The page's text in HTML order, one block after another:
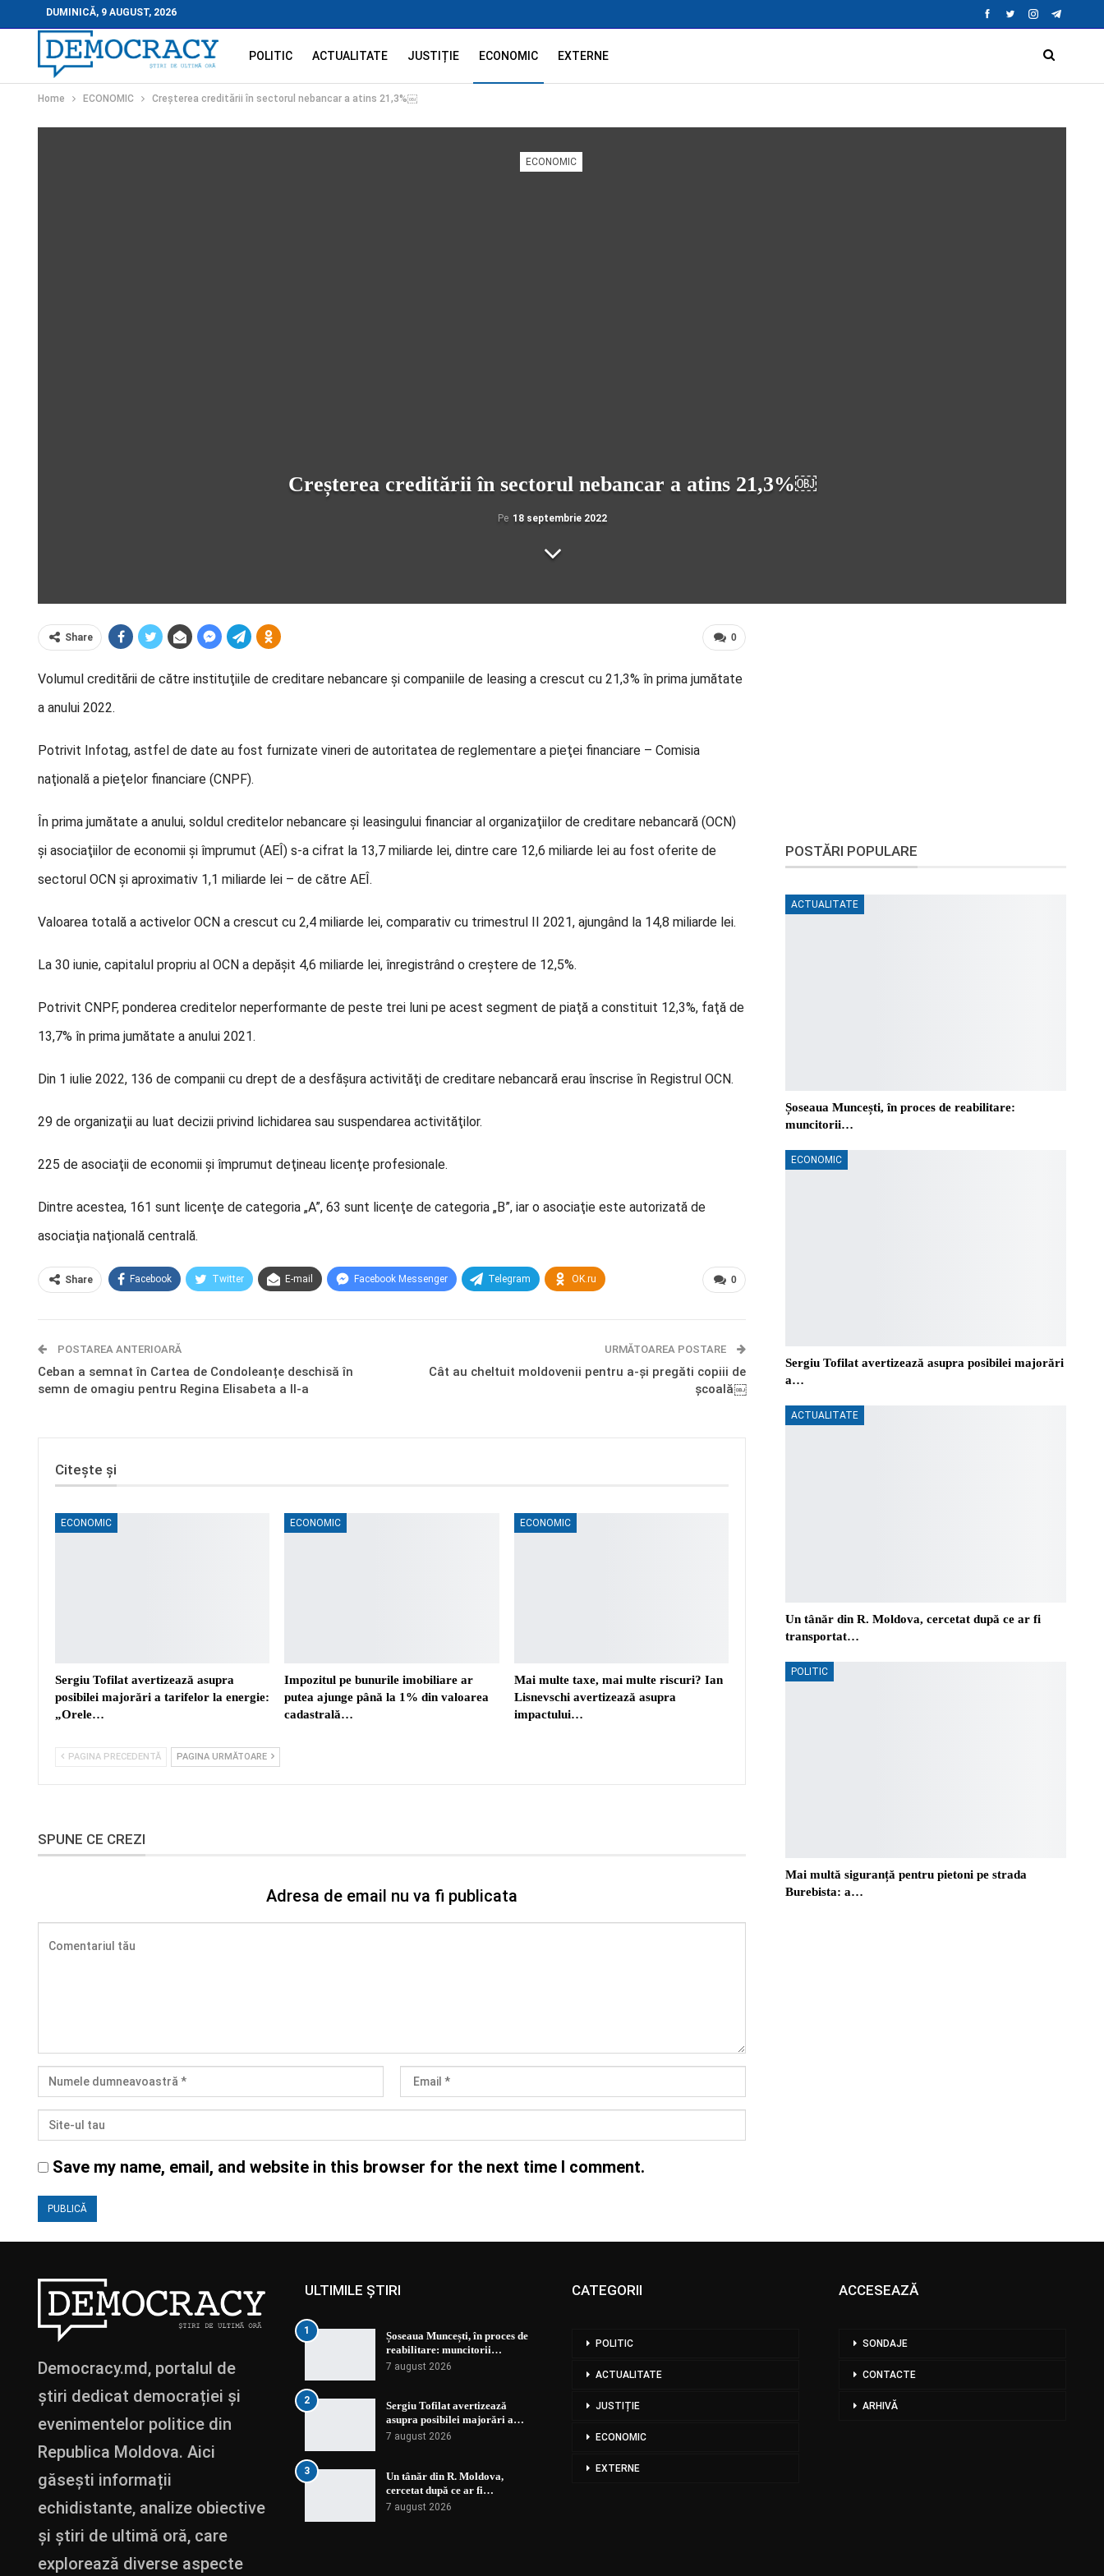
DUMINICĂ, 9 AUGUST, 2026
POLITIC ACTUALITATE JUSTIȚIE ECONOMIC EXTERNE
Home ECONOMIC Creșterea creditării în sectorul nebancar a atins 21,3%￼
ECONOMIC
Creșterea creditării în sectorul nebancar a atins 21,3%￼
Pe 18 septembrie 2022
0
Share
Volumul creditării de către instituţiile de creditare nebancare şi companiile de leasing a crescut cu 21,3% în prima jumătate
a anului 2022.
Potrivit Infotag, astfel de date au fost furnizate vineri de autoritatea de reglementare a pieţei financiare – Comisia
naţională a pieţelor financiare (CNPF).
În prima jumătate a anului, soldul creditelor nebancare şi leasingului financiar al organizaţiilor de creditare nebancară (OCN)
şi asociaţiilor de economii şi împrumut (AEÎ) s-a cifrat la 13,7 miliarde lei, dintre care 12,6 miliarde lei au fost oferite de
sectorul OCN şi aproximativ 1,1 miliarde lei – de către AEÎ.
Valoarea totală a activelor OCN a crescut cu 2,4 miliarde lei, comparativ cu trimestrul II 2021, ajungând la 14,8 miliarde lei.
La 30 iunie, capitalul propriu al OCN a depăşit 4,6 miliarde lei, înregistrând o creştere de 12,5%.
Potrivit CNPF, ponderea creditelor neperformante de peste trei luni pe acest segment de piaţă a constituit 12,3%, faţă de
13,7% în prima jumătate a anului 2021.
Din 1 iulie 2022, 136 de companii cu drept de a desfăşura activităţi de creditare nebancară erau înscrise în Registrul OCN.
29 de organizaţii au luat decizii privind lichidarea sau suspendarea activităţilor.
225 de asociaţii de economii şi împrumut deţineau licenţe profesionale.
Dintre acestea, 161 sunt licenţe de categoria „A”, 63 sunt licenţe de categoria „B”, iar o asociaţie este autorizată de
asociaţia naţională centrală.
0
Share Facebook Twitter E-mail Facebook Messenger Telegram OK.ru
POSTAREA ANTERIOARĂ
Ceban a semnat în Cartea de Condoleanțe deschisă în
semn de omagiu pentru Regina Elisabeta a II-a
URMĂTOAREA POSTARE
Cât au cheltuit moldovenii pentru a-și pregăti copiii de
școală￼
Citește și
ECONOMIC
Sergiu Tofilat avertizează asupra
posibilei majorări a tarifelor la energie:
„Orele…
ECONOMIC
Impozitul pe bunurile imobiliare ar
putea ajunge până la 1% din valoarea
cadastrală…
ECONOMIC
Mai multe taxe, mai multe riscuri? Ian
Lisnevschi avertizează asupra
impactului…
PAGINA PRECEDENTĂ PAGINA URMĂTOARE
SPUNE CE CREZI
Adresa de email nu va fi publicata
Save my name, email, and website in this browser for the next time I comment.
POSTĂRI POPULARE
ACTUALITATE
Șoseaua Muncești, în proces de reabilitare:
muncitorii…
ECONOMIC
Sergiu Tofilat avertizează asupra posibilei majorări
a…
ACTUALITATE
Un tânăr din R. Moldova, cercetat după ce ar fi
transportat…
POLITIC
Mai multă siguranță pentru pietoni pe strada
Burebista: a…
Democracy.md, portalul de
știri dedicat democrației și
evenimentelor politice din
Republica Moldova. Aici
găsești informații
echidistante, analize obiective
și știri de ultimă oră, care
explorează diverse aspecte
ULTIMILE ȘTIRI
1
Șoseaua Muncești, în proces de
reabilitare: muncitorii…
7 august 2026
2
Sergiu Tofilat avertizează
asupra posibilei majorări a…
7 august 2026
3
Un tânăr din R. Moldova,
cercetat după ce ar fi…
7 august 2026
CATEGORII
POLITIC
ACTUALITATE
JUSTIȚIE
ECONOMIC
EXTERNE
ACCESEAZĂ
SONDAJE
CONTACTE
ARHIVĂ